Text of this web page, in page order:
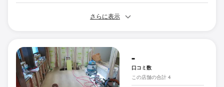
さらに表示
-
口コミ数
この店舗の合計 4